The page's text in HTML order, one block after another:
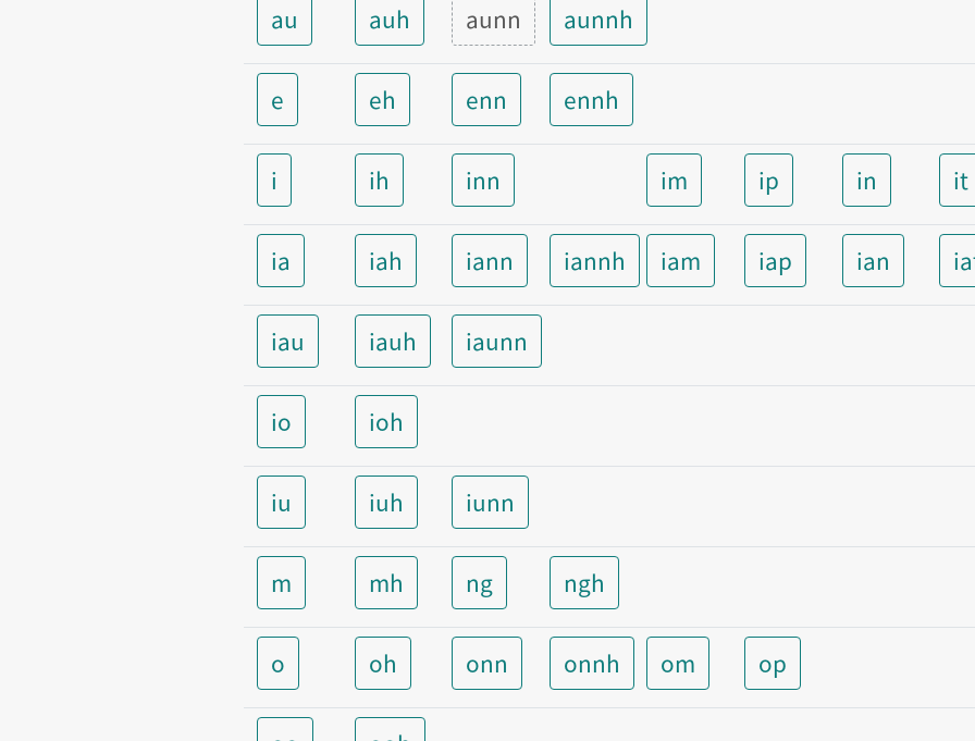
au auh aunn aunnh
e eh enn ennh
i ih inn im ip in it
ia iah iann iannh iam iap ian
iau iauh iaunn
io ioh
iu iuh iunn
m mh ng ngh
o oh onn onnh om op